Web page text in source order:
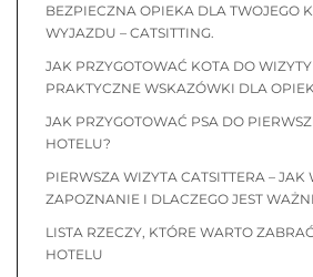
BEZPIECZNA OPIEKA DLA TWOJEGO
WYJAZDU – CATSITTING.
JAK PRZYGOTOWAĆ KOTA DO WIZYTY
PRAKTYCZNE WSKAZÓWKI DLA
JAK PRZYGOTOWAĆ PSA DO
HOTELU?
PIERWSZA WIZYTA CATSITTERA – JAK
ZAPOZNANIE I DLACZEGO JEST
LISTA RZECZY, KTÓRE WARTO
HOTELU